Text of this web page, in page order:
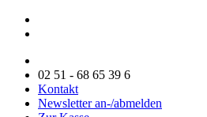
02 51 - 68 65 39 6
Kontakt
Newsletter an-/abmelden